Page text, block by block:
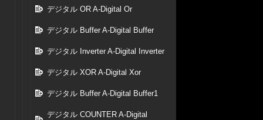
デジタル OR A-Digital Or
デジタル Buffer A-Digital Buffer
デジタル Inverter A-Digital Inverter
デジタル XOR A-Digital Xor
デジタル Buffer A-Digital Buffer1
デジタル COUNTER A-Digital